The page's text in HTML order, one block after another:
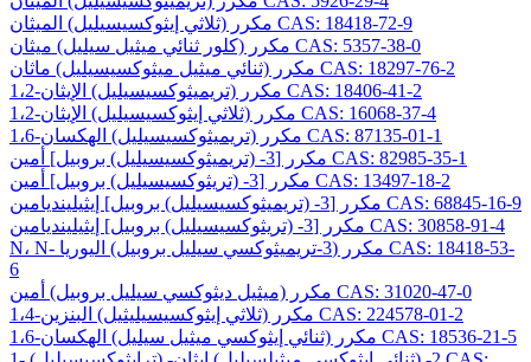
مكرر (ثلاثي إيثوكسيسيليل) الميثان CAS: 18418-72-9
مكرر (كلور ثنائي ميثيل سيليل) ميثان CAS: 5357-38-0
مكرر (ثنائي ميثيل ميثوكسيسيليل) ماثان CAS: 18297-76-2
1،2-مكرر (تريميثوكسيسيليل) الإيثان CAS: 18406-41-2
1،2-مكرر (ثلاثي إيثوكسيسيليل) الإيثان CAS: 16068-37-4
1،6-مكرر (تريميثوكسيسيليل) الهكسان CAS: 87135-01-1
مكرر [3- (تريميثوكسيسيليل) بروبيل] أمين CAS: 82985-35-1
مكرر [3- (تريثوكسيسيليل) بروبيل] أمين CAS: 13497-18-2
مكرر [3- (تريميثوكسيسيليل) بروبيل] إيثيلينديامين CAS: 68845-16-9
مكرر [3- (تريثوكسيسيليل) بروبيل] إيثيلينديامين CAS: 30858-91-4
N، N- مكرر (3-تريميثوكسي سيليل بروبيل) اليوريا CAS: 18418-53-
6
مكرر (ميثيل ديثوكسي سيليل بروبيل) أمين CAS: 31020-47-0
1،4-مكرر (ثلاثي إيثوكسيسيليثيل) البنزين CAS: 224578-01-2
1،6-مكرر (ثنائي إيثوكسي ميثيل سيليل) الهكسان CAS: 18536-21-5